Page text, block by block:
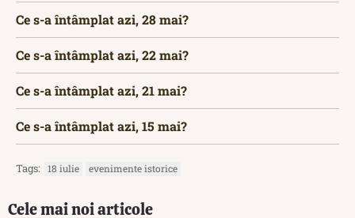
Ce s-a întâmplat azi, 28 mai?
Ce s-a întâmplat azi, 22 mai?
Ce s-a întâmplat azi, 21 mai?
Ce s-a întâmplat azi, 15 mai?
Tags: 18 iulie evenimente istorice
Cele mai noi articole